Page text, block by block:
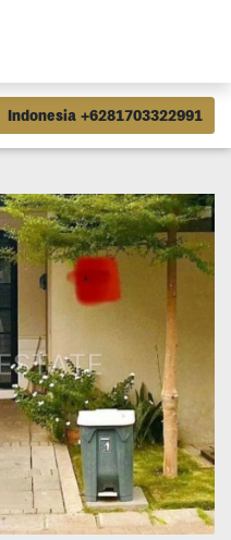
Indonesia +6281703322991